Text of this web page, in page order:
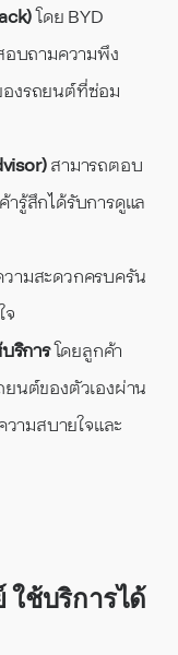
โดย BYD
อบถามความพึง
งรถยนต์ที่ซ่อม
สามารถตอบ
รู้สึกได้รับการดูแล
ามสะดวกครบครัน
จ
ริการโดยลูกค้า
นต์ของตัวเองผ่าน
ามสบายใจและ
ใช้บริการได้